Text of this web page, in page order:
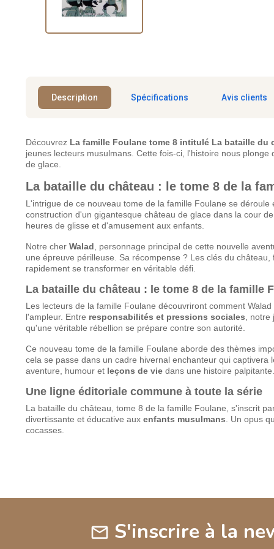
Description Spécifications Avis clients
Découvrez La famille Foulane tome 8 intitulé La bataille du
jeunes lecteurs musulmans. Cette fois-ci, l'histoire nous
de glace.
La bataille du château : le tome 8 de la
L'intrigue de ce nouveau tome de la famille Foulane se
construction d'un gigantesque château de glace dans la cour
heures de glisse et d'amusement aux enfants.
Notre cher Walad , personnage principal de cette nouvelle
une épreuve périlleuse. Sa récompense ? Les clés du
rapidement se transformer en véritable défi.
La bataille du château : le tome 8 de la famille
Les lecteurs de la famille Foulane découvriront comment
l'ampleur. Entre responsabilités et pressions sociales ,
qu'une véritable rébellion se prépare contre son autorité.
Ce nouveau tome de la famille Foulane aborde des thèmes
cela se passe dans un cadre hivernal enchanteur qui
aventure, humour et leçons de vie dans une histoire palpitante.
Une ligne éditoriale commune à toute la série
La bataille du château, tome 8 de la famille Foulane, s'inscrit
divertissante et éducative aux enfants musulmans . Un opus
cocasses.
mail S'inscrire à la